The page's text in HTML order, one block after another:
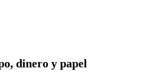
dinero y papel